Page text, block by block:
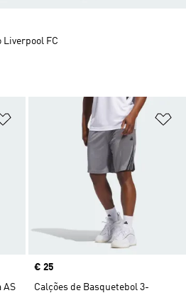
Adicionar à Lista de Desejos
AS
Price
€ 25
Calções de Basquetebol 3-
Liverpool FC